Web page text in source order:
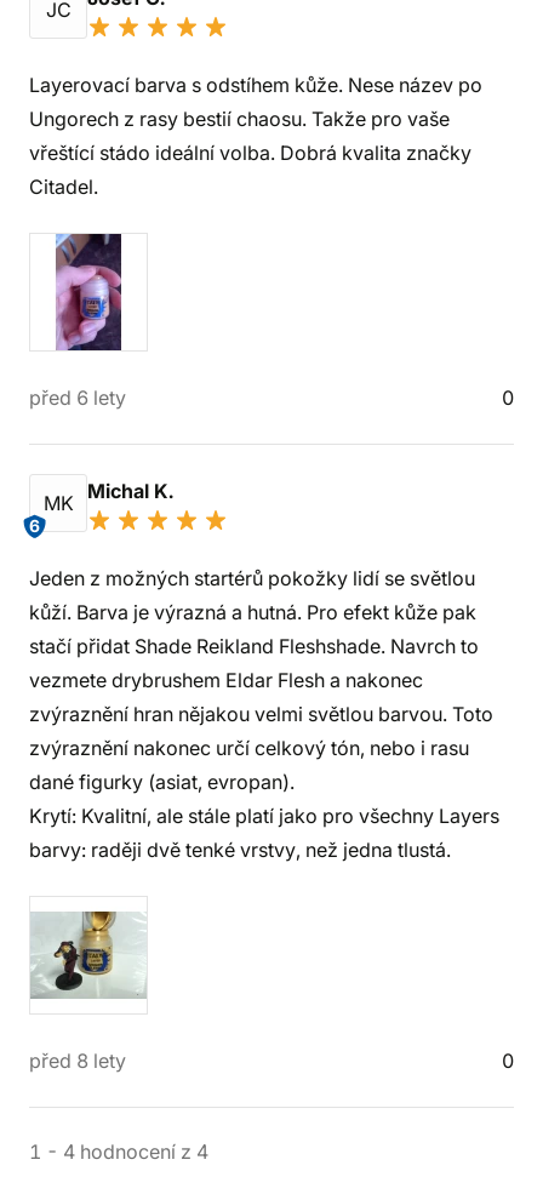
JC
Layerovací barva s odstíhem kůže. Nese název po
Ungorech z rasy bestií chaosu. Takže pro vaše
vřeštící stádo ideální volba. Dobrá kvalita značky
Citadel.
před 6 lety 0
MK
6
Michal K.
Jeden z možných startérů pokožky lidí se světlou
kůží. Barva je výrazná a hutná. Pro efekt kůže pak
stačí přidat Shade Reikland Fleshshade. Navrch to
vezmete drybrushem Eldar Flesh a nakonec
zvýraznění hran nějakou velmi světlou barvou. Toto
zvýraznění nakonec určí celkový tón, nebo i rasu
dané figurky (asiat, evropan).
Krytí: Kvalitní, ale stále platí jako pro všechny Layers
barvy: raději dvě tenké vrstvy, než jedna tlustá.
před 8 lety 0
1 - 4 hodnocení z 4